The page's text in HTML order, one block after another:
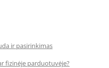
ir pasirinkimas
fizinėje parduotuvėje?